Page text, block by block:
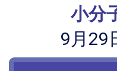
小分
9月29